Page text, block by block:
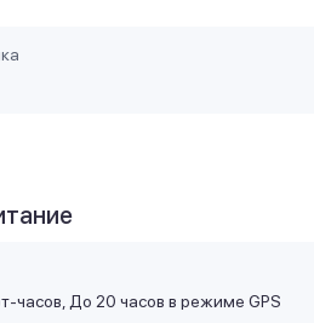
часов, До 20 часов в режиме GPS